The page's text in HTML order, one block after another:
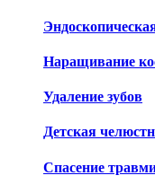
Наращивание
Удаление зубов
Детская
Спасение